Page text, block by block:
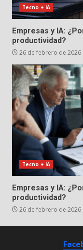
Tecno + IA
Empresas y IA:
productividad?
26 de febrero de 2026
Tecno + IA
Empresas y IA:
productividad?
26 de febrero de 2026